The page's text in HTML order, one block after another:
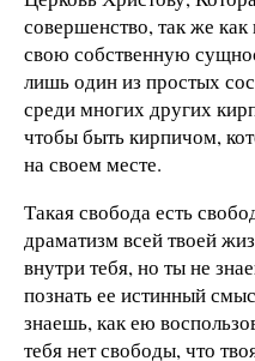
совершенство, так же как
свою собственную
лишь один из простых
среди многих других
чтобы быть кирпичом,
на своем месте.
Такая свобода есть
драматизм всей твоей
внутри тебя, но ты не
познать ее истинный
знаешь, как ею
тебя нет свободы, что